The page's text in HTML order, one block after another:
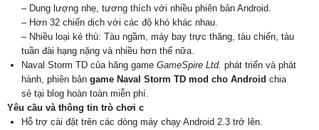
– Dung lượng nhẹ, tương thích với nhiều phiên bản Android.
– Hơn 32 chiến dịch với các độ khó khác nhau.
– Nhiều loại kẻ thù: Tàu ngầm, máy bay trực thăng, tàu chiến, tàu
tuần đài hạng nặng và nhiều hơn thế nữa.
Naval Storm TD của hãng game GameSpire Ltd. phát triển và phát
hành, phiên bản game Naval Storm TD mod cho Android chia
sẻ tại blog hoàn toàn miễn phí.
Yêu cầu và thông tin trò chơi c
Hỗ trợ cài đặt trên các dòng máy chạy Android 2.3 trở lên.